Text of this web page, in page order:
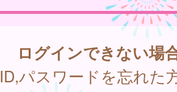
ログインできない場
ID,パスワードを忘れた